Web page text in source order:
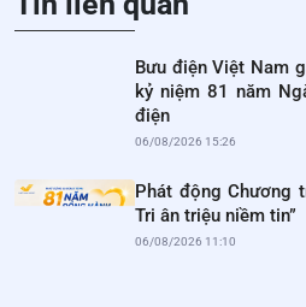
Bưu điện Việt Nam
kỷ niệm 81 năm
điện
06/08/2026 15:26
Phát động Chương
Tri ân triệu niềm tin”
06/08/2026 11:10